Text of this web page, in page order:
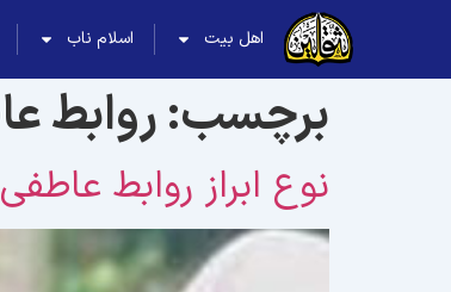
اهل بیت اسلام ناب
برچسب:روابط
نوع ابراز روابط